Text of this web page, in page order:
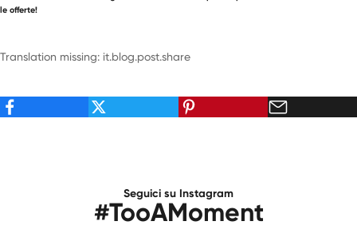
le offerte!
Translation missing: it.blog.post.share
Seguici su Instagram
#TooAMoment